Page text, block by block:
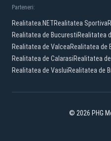
Parteneri:
Realitatea.NETRealitatea Sportiva
Realitatea de BucurestiRealitatea
Realitatea de ValceaRealitatea de
Realitatea de CalarasiRealitatea
Realitatea de VasluiRealitatea de
© 2026 PHG